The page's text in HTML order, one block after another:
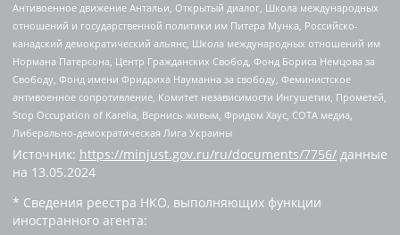
Антивоенное движение Антальи, Открытый диалог, Школа международных
отношений и государственной политики им Питера Мунка, Российско-
канадский демократический альянс, Школа международных отношений им
Нормана Патерсона, Центр Гражданских Свобод, Фонд Бориса Немцова за
Свободу, Фонд имени Фридриха Науманна за свободу, Феминистское
антивоенное сопротивление, Комитет независимости Ингушетии, Прометей,
Stop Occupation of Karelia, Вернись живым, Фридом Хаус, СОТА медиа,
Либерально-демократическая Лига Украины
Источник: https://minjust.gov.ru/ru/documents/7756/ данные
на 13.05.2024
* Сведения реестра НКО, выполняющих функции
иностранного агента: